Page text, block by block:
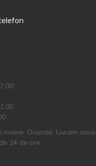
Oriunde. Livram
24 de ore.